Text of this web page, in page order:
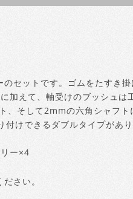
セットです。ゴムをたすき
加えて、軸受けのブッシュは
そして2mmの六角シャフト
けできるダブルタイプがあ
ー×4
さい。